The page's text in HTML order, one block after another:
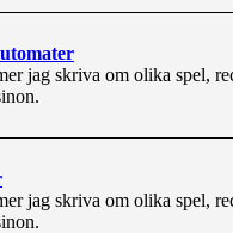
jag skriva om olika spel,
jag skriva om olika spel,